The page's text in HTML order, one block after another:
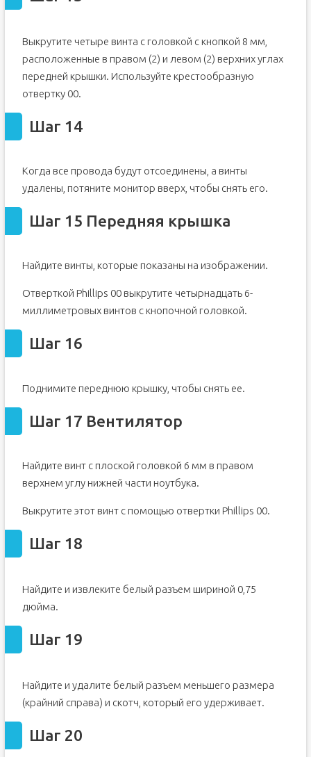
Выкрутите четыре винта с головкой с кнопкой 8 мм,
расположенные в правом (2) и левом (2) верхних углах
передней крышки. Используйте крестообразную
отвертку 00.
Шаг 14
Когда все провода будут отсоединены, а винты
удалены, потяните монитор вверх, чтобы снять его.
Шаг 15 Передняя крышка
Найдите винты, которые показаны на изображении.
Отверткой Phillips 00 выкрутите четырнадцать 6-
миллиметровых винтов с кнопочной головкой.
Шаг 16
Поднимите переднюю крышку, чтобы снять ее.
Шаг 17 Вентилятор
Найдите винт с плоской головкой 6 мм в правом
верхнем углу нижней части ноутбука.
Выкрутите этот винт с помощью отвертки Phillips 00.
Шаг 18
Найдите и извлеките белый разъем шириной 0,75
дюйма.
Шаг 19
Найдите и удалите белый разъем меньшего размера
(крайний справа) и скотч, который его удерживает.
Шаг 20